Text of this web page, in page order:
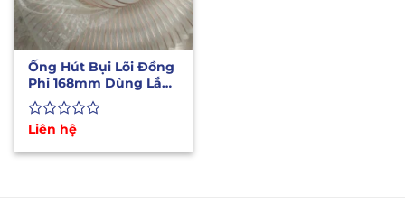
Ống Hút Bụi Lõi Đồng
Phi 168mm Dùng Lắp
Máy CNC Hút Bụi Gỗ
Được
hạng
Liên hệ